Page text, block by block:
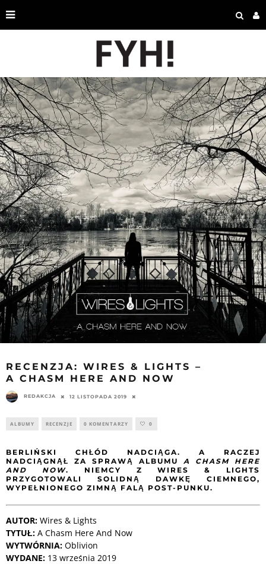
RECENZJA: WIRES & LIGHTS –
A CHASM HERE AND NOW
REDAKCJA 12 LISTOPADA 2019
ALBUMY RECENZJE 0 KOMENTARZY 0
BERLIŃSKI CHŁÓD NADCIĄGA. A RACZEJ
NADCIĄGNĄŁ ZA SPRAWĄ ALBUMU A CHASM HERE
AND NOW. NIEMCY Z WIRES & LIGHTS
PRZYGOTOWALI SOLIDNĄ DAWKĘ CIEMNEGO,
WYPEŁNIONEGO ZIMNĄ FALĄ POST-PUNKU.
AUTOR: Wires & Lights
TYTUŁ: A Chasm Here And Now
WYTWÓRNIA: Oblivion
WYDANE: 13 września 2019